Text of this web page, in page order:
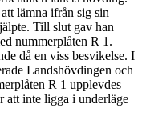
lämna ifrån sig sin
Till slut gav han
nummerplåten R 1.
då en viss besvikelse. I
Landshövdingen och
R 1 upplevdes
att inte ligga i underläge